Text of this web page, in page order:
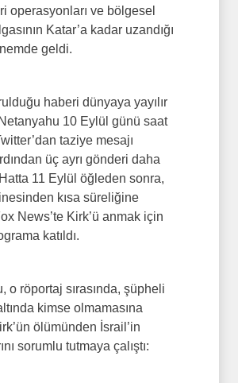
operasyonları ve bölgesel
Katar’a kadar uzandığı
geldi.
haberi dünyaya yayılır
10 Eylül günü saat
taziye mesajı
üç ayrı gönderi daha
Hatta 11 Eylül öğleden sonra,
kısa süreliğine
News’te Kirk’ü anmak için
katıldı.
o röportaj sırasında, şüpheli
kimse olmamasına
ölümünden İsrail’in
sorumlu tutmaya çalıştı: